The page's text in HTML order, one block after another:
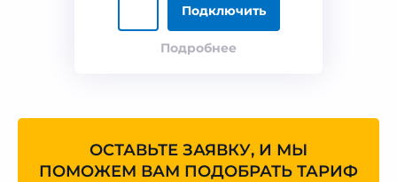
Подключить
Подробнее
ОСТАВЬТЕ ЗАЯВКУ, И МЫ
ПОМОЖЕМ ВАМ ПОДОБРАТЬ ТАРИФ